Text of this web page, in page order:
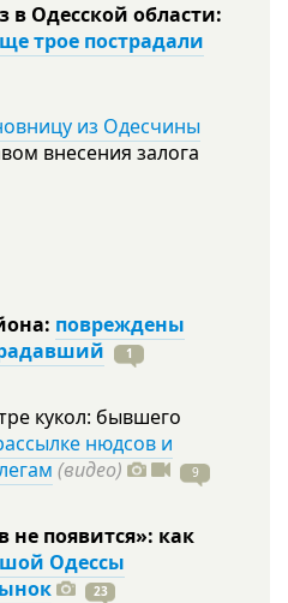
в Одесской области:
трое пострадали
из Одесчины
внесения залога
повреждены
1
кукол: бывшего
нюдсов и
(видео) 9
не появится»: как
Одессы
23